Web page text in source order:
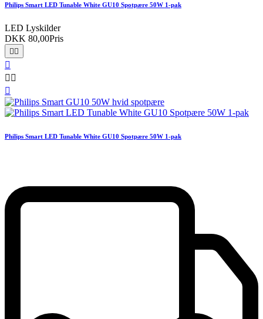
Philips Smart LED Tunable White GU10 Spotpære 50W 1-pak
LED Lyskilder
DKK 80,00Pris


 

Philips Smart LED Tunable White GU10 Spotpære 50W 1-pak